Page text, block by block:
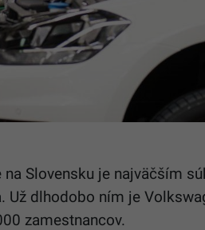
Slovensku je najväčším
Už dlhodobo ním je
zamestnancov.